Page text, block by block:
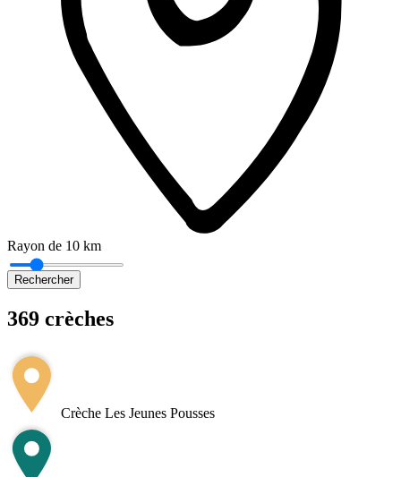
Rayon de 10 km
Rechercher
369 crèches
+
−
Crèche Les Jeunes Pousses